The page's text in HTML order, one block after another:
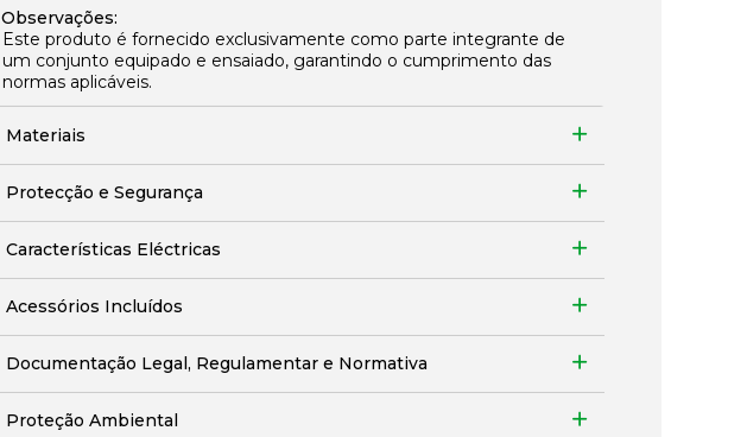
Observações:
Este produto é fornecido exclusivamente como parte integrante de
um conjunto equipado e ensaiado, garantindo o cumprimento das
normas aplicáveis.
Materiais
Protecção e Segurança
Características Eléctricas
Acessórios Incluídos
Documentação Legal, Regulamentar e Normativa
Proteção Ambiental